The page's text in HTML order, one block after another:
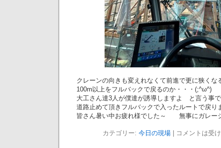
クレーンの向きも変えれなくて前進で更に狭くな
100m以上をフルバックで戻るのか・・・(;^ω^)
大工さん達3人が僕達が誘導しますよ と言う事
道路止めて頂きフルバックで入ったルートで戻り
皆さん暑い中お疲れ様でした～ 無事にガレー
カテゴリー: 今日の現場 コメントは受